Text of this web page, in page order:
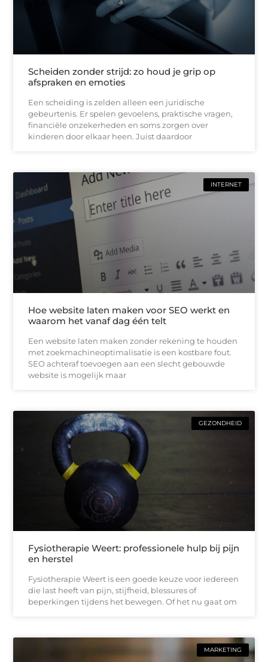
Scheiden zonder strijd: zo houd je grip op
afspraken en emoties
Een scheiding is zelden alleen een juridische
gebeurtenis. Er spelen gevoelens, praktische vragen,
financiële onzekerheden en soms zorgen over
kinderen door elkaar heen. Juist daardoor
INTERNET
Hoe website laten maken voor SEO werkt en
waarom het vanaf dag één telt
Een website laten maken zonder rekening te houden
met zoekmachineoptimalisatie is een kostbare fout.
SEO achteraf toevoegen aan een slecht gebouwde
website is mogelijk maar
GEZONDHEID
Fysiotherapie Weert: professionele hulp bij pijn
en herstel
Fysiotherapie Weert is een goede keuze voor iedereen
die last heeft van pijn, stijfheid, blessures of
beperkingen tijdens het bewegen. Of het nu gaat om
MARKETING